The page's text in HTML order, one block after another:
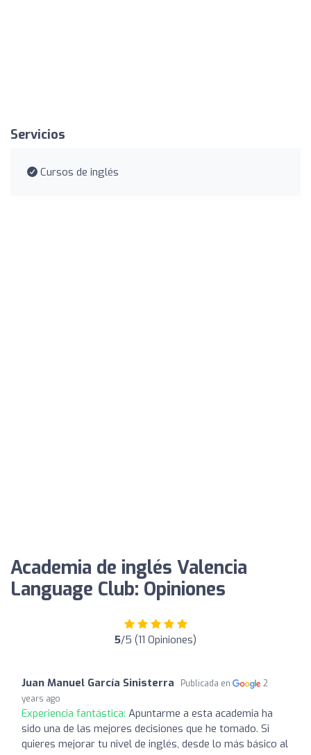
Servicios
Cursos de inglés
Academia de inglés Valencia
Language Club: Opiniones
5/5 (11 Opiniones)
Juan Manuel García Sinisterra Publicada en
2
years ago
Experiencia fantástica: Apuntarme a esta academia ha
sido una de las mejores decisiones que he tomado. Si
quieres mejorar tu nivel de inglés, desde lo más básico al